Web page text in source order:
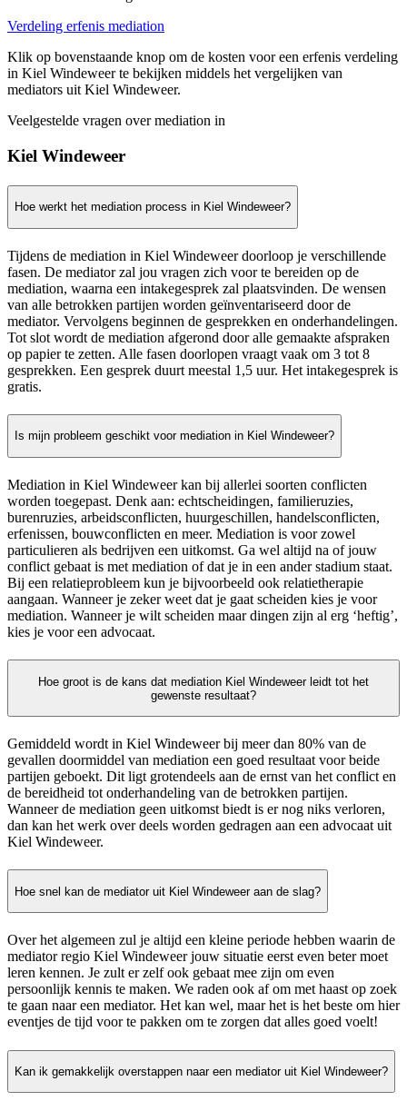
Verdeling erfenis mediation
Klik op bovenstaande knop om de kosten voor een erfenis verdeling
in Kiel Windeweer te bekijken middels het vergelijken van
mediators uit Kiel Windeweer.
Veelgestelde vragen over mediation in
Kiel Windeweer
Hoe werkt het mediation process in Kiel Windeweer?
Tijdens de mediation in Kiel Windeweer doorloop je verschillende
fasen. De mediator zal jou vragen zich voor te bereiden op de
mediation, waarna een intakegesprek zal plaatsvinden. De wensen
van alle betrokken partijen worden geïnventariseerd door de
mediator. Vervolgens beginnen de gesprekken en onderhandelingen.
Tot slot wordt de mediation afgerond door alle gemaakte afspraken
op papier te zetten. Alle fasen doorlopen vraagt vaak om 3 tot 8
gesprekken. Een gesprek duurt meestal 1,5 uur. Het intakegesprek is
gratis.
Is mijn probleem geschikt voor mediation in Kiel Windeweer?
Mediation in Kiel Windeweer kan bij allerlei soorten conflicten
worden toegepast. Denk aan: echtscheidingen, familieruzies,
burenruzies, arbeidsconflicten, huurgeschillen, handelsconflicten,
erfenissen, bouwconflicten en meer. Mediation is voor zowel
particulieren als bedrijven een uitkomst. Ga wel altijd na of jouw
conflict gebaat is met mediation of dat je in een ander stadium staat.
Bij een relatieprobleem kun je bijvoorbeeld ook relatietherapie
aangaan. Wanneer je zeker weet dat je gaat scheiden kies je voor
mediation. Wanneer je wilt scheiden maar dingen zijn al erg ‘heftig’,
kies je voor een advocaat.
Hoe groot is de kans dat mediation Kiel Windeweer leidt tot het
gewenste resultaat?
Gemiddeld wordt in Kiel Windeweer bij meer dan 80% van de
gevallen doormiddel van mediation een goed resultaat voor beide
partijen geboekt. Dit ligt grotendeels aan de ernst van het conflict en
de bereidheid tot onderhandeling van de betrokken partijen.
Wanneer de mediation geen uitkomst biedt is er nog niks verloren,
dan kan het werk over deels worden gedragen aan een advocaat uit
Kiel Windeweer.
Hoe snel kan de mediator uit Kiel Windeweer aan de slag?
Over het algemeen zul je altijd een kleine periode hebben waarin de
mediator regio Kiel Windeweer jouw situatie eerst even beter moet
leren kennen. Je zult er zelf ook gebaat mee zijn om even
persoonlijk kennis te maken. We raden ook af om met haast op zoek
te gaan naar een mediator. Het kan wel, maar het is het beste om hier
eventjes de tijd voor te pakken om te zorgen dat alles goed voelt!
Kan ik gemakkelijk overstappen naar een mediator uit Kiel Windeweer?